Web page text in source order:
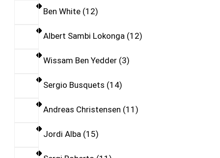
Ben White 12
Albert Sambi Lokonga 12
Wissam Ben Yedder 3
Sergio Busquets 14
Andreas Christensen 11
Jordi Alba 15